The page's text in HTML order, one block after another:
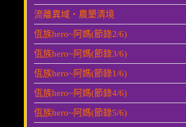
流離異域‧農墾清境
佤族hero~阿媽(節錄2/6)
佤族hero~阿媽(節錄3/6)
佤族hero~阿媽(節錄1/6)
佤族hero~阿媽(節錄4/6)
佤族hero~阿媽(節錄5/6)